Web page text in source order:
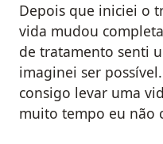
Depois que iniciei o
vida mudou
de tratamento senti
imaginei ser
consigo levar uma
muito tempo eu não